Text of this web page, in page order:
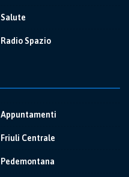
Salute
Radio Spazio
Appuntamenti
Friuli Centrale
Pedemontana